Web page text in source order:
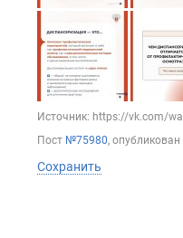
Источник: https://vk.com/
Пост №75980, опубликован
Сохранить